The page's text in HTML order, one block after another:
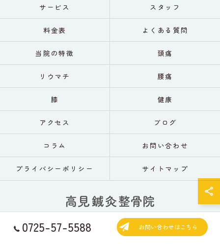
0725-57-5588 お問い合わせはこちら
サービス スタッフ
料金表 よくある質問
当院の特徴 頭痛
リウマチ 腰痛
膝 健康
アクセス ブログ
コラム お問い合わせ
プライバシーポリシー サイトマップ
© 2026 大阪の鍼灸なら高見鍼灸整骨院 ALL RIGHTS RESERVED.